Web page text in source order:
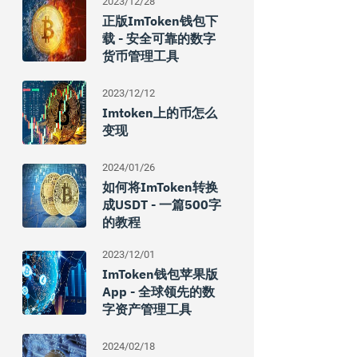
正版imToken钱包下
载 - 安全可靠的数字
货币管理工具
2023/12/12
Imtoken上的币怎么
变现
2024/01/26
如何将imToken转换
成USDT - 一篇500字
的教程
2023/12/01
ImToken钱包苹果版
App - 全球领先的数
字资产管理工具
2024/02/18